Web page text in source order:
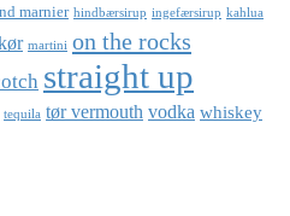
marnier hindbærsirup ingefærsirup kahlua
martini on the rocks
straight up
tequila tør vermouth vodka whiskey